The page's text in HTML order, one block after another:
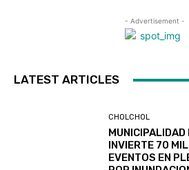
- Advertisement -
LATEST ARTICLES
CHOLCHOL
INVIERTE 70
EVENTOS EN